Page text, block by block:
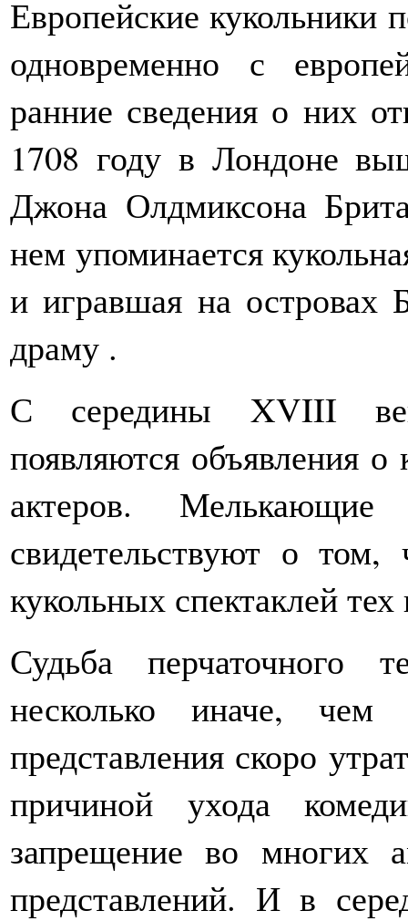
Европейские кукольники
одновременно с
ранние сведения о них
1708 году в Лондоне
Джона Олдмиксона
нем упоминается
и игравшая на островах
драму .
С середины XVIII
появляются объявления
актеров.
свидетельствуют о том,
кукольных спектаклей
Судьба перчаточного
несколько иначе,
представления скоро
причиной ухода
запрещение во многих
представлений. И в